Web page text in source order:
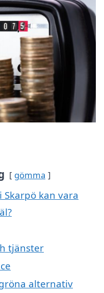
gömma
kan vara
tjänster
alternativ